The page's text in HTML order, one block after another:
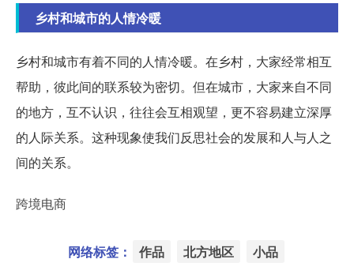
乡村和城市的人情冷暖
乡村和城市有着不同的人情冷暖。在乡村，大家经常相互
帮助，彼此间的联系较为密切。但在城市，大家来自不同
的地方，互不认识，往往会互相观望，更不容易建立深厚
的人际关系。这种现象使我们反思社会的发展和人与人之
间的关系。
跨境电商
网络标签： 作品 北方地区 小品